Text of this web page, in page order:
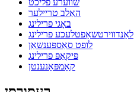
שווערע פליכט
האַלב טריילער
באָגי פרילינג
לאַנדווירטשאַפטלעכע פרילינג
לופט סאַספּענשאַן
פּיקאַפּ פרילינג
קאָמפּאָנענטן